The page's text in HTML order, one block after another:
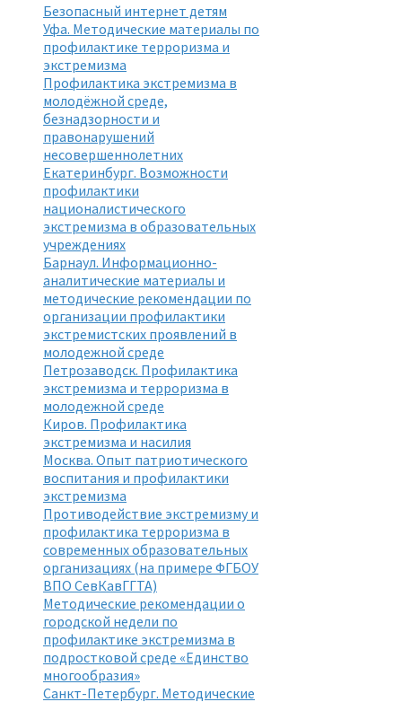
Безопасный интернет детям
Уфа. Методические материалы по
профилактике терроризма и
экстремизма
Профилактика экстремизма в
молодёжной среде,
безнадзорности и
правонарушений
несовершеннолетних
Екатеринбург. Возможности
профилактики
националистического
экстремизма в образовательных
учреждениях
Барнаул. Информационно-
аналитические материалы и
методические рекомендации по
организации профилактики
экстремистских проявлений в
молодежной среде
Петрозаводск. Профилактика
экстремизма и терроризма в
молодежной среде
Киров. Профилактика
экстремизма и насилия
Москва. Опыт патриотического
воспитания и профилактики
экстремизма
Противодействие экстремизму и
профилактика терроризма в
современных образовательных
организациях (на примере ФГБОУ
ВПО СевКавГГТА)
Методические рекомендации о
городской недели по
профилактике экстремизма в
подростковой среде «Единство
многообразия»
Санкт-Петербург. Методические